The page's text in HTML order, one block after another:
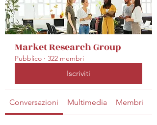
Market Research Group
Pubblico · 322 membri
Iscriviti
Conversazioni Multimedia Membri